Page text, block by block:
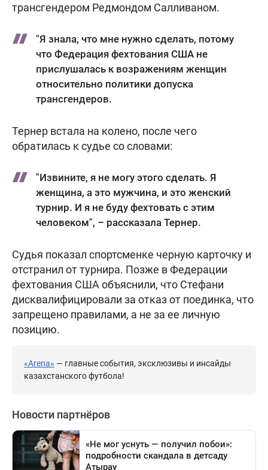
трансгендером Редмондом Салливаном.
"Я знала, что мне нужно сделать, потому
что Федерация фехтования США не
прислушалась к возражениям женщин
относительно политики допуска
трансгендеров.
Тернер встала на колено, после чего
обратилась к судье со словами:
"Извините, я не могу этого сделать. Я
женщина, а это мужчина, и это женский
турнир. И я не буду фехтовать с этим
человеком", – рассказала Тернер.
Судья показал спортсменке черную карточку и
отстранил от турнира. Позже в Федерации
фехтования США объяснили, что Стефани
дисквалифицировали за отказ от поединка, что
запрещено правилами, а не за ее личную
позицию.
«Arena» — главные события, эксклюзивы и инсайды
казахстанского футбола!